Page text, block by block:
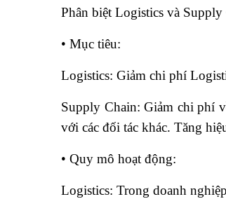
Phân biệt Logistics và Supply
• Mục tiêu:
Logistics: Giảm chi phí
Supply Chain: Giảm chi phí
với các đối tác khác. Tăng
• Quy mô hoạt động:
Logistics: Trong doanh nghiệp